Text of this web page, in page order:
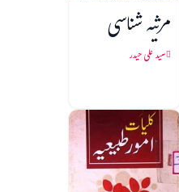
مرثیہ شناسی
سید علی حیدر